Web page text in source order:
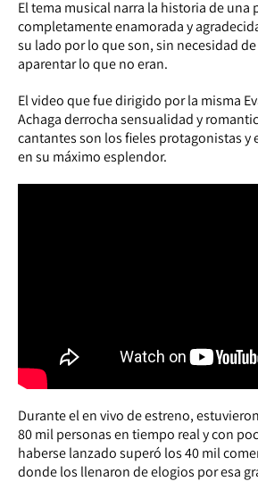
El tema musical narra la historia de una
completamente enamorada y
su lado por lo que son, sin necesidad
aparentar lo que no eran.
El video que fue dirigido por la misma
Achagaderrocha sensualidad y
cantantes son los fieles protagonistas y
en su máximo esplendor.
Durante el en vivo de estreno,
80 mil personas en tiempo real y con
haberse lanzado superó los 40 mil
donde los llenaron de elogios por esa